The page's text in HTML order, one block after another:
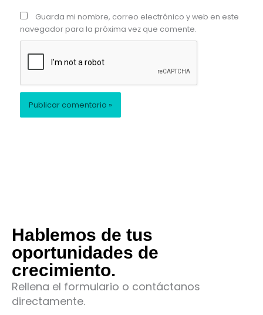
Guarda mi nombre, correo electrónico y web en este
navegador para la próxima vez que comente.
Hablemos de tus
oportunidades de
crecimiento.
Rellena el formulario o contáctanos
directamente.